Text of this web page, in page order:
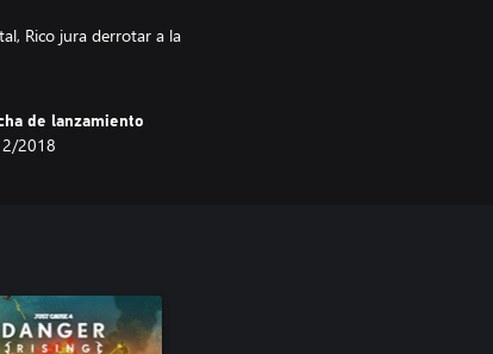
Rico jura derrotar a la
de lanzamiento
2018